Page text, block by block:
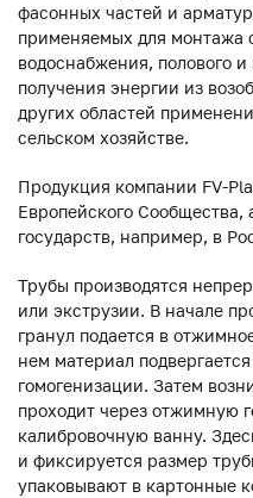
фасонных частей и
применяемых для монтажа
водоснабжения, полового и
получения энергии из
других областей
сельском хозяйстве.
Продукция компании FV-
Европейского Сообщества,
государств, например, в
Трубы производятся
или экструзии. В начале
гранул подается в
нем материал
гомогенизации. Затем
проходит через отжимную
калибровочную ванну.
и фиксируется размер
упаковывают в картонные